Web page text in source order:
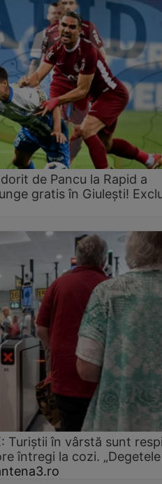
de Pancu la Rapid a
gratis în Giulești!
Turiștii în vârstă sunt
întregi la cozi. „Degetele